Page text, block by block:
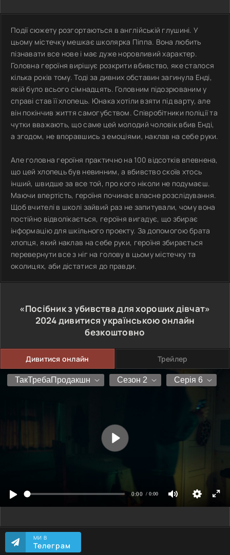
Події сюжету розгортаються в англійській глушині. У
цьому містечку мешкає школярка Піппа. Вона любить
пізнавати все нове і має дуже норовливий характер.
Головна героїня вирішує розкрити вбивство, яке сталося
кілька років тому. Тоді за дивних обставин загинула Енді,
якій було всього сімнадцять. Головним підозрюваним у
справі став її хлопець. Юнака хотіли взяти під варту, але
він покінчив життя самогубством. Співробітники поліції та
чутки вважають, що саме цей молодий чоловік вбив Енді,
а згодом, не впоравшись з емоціями, наклав на себе руки.
Але головна героїня практично на 100 відсотків впевнена,
що цей хлопець був невинним, а вбивство скоїв хтось
інший, швидше за все той, про кого ніколи не подумаєш.
Маючи впертість, героїня починає власне розслідування.
Щоб вчителі в школі зайвий раз не запитували, чому вона
постійно відволікається, героїня вигадує, що збирає
інформацію для шкільного проекту. За допомогою брата
хлопця, який наклав на себе руки, героїня збирається
перевернути все з ніг на голову в цьому містечку та
околицях, аби дістатися до правди.
«Посібник з убивства для хороших дівчат»
2024дивитися українською онлайн
безкоштовно
Дивитися онлайн Трейлер
МИ В
Телеграм